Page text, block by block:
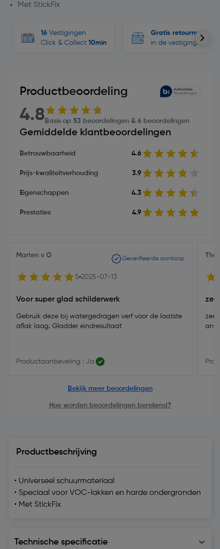
Met StickFix
16 Vestigingen
Click & Collect 10min
Gratis retourneren
in de vestigingen
Productbeoordeling
4.8 Basis op 53 beoordelingen & 6 beoordelingen
Gemiddelde klantbeoordelingen
Betrouwbaarheid 4.6
Prijs-kwaliteitverhouding 3.9
Eigenschappen 4.3
Prestaties 4.9
Marten v O Geverifieerde aankoop
5 2025-07-13
Voor super glad schilderwerk
Gebruik deze bij watergedragen verf voor de laatste
aflak laag. Gladder eindresultaat
Productaanbeveling : Ja
Bekijk meer beoordelingen
Hoe worden beoordelingen berekend?
Productbeschrijving
• Universeel schuurmateriaal
• Speciaal voor VOC-lakken en harde ondergronden
• Met StickFix
Technische specificatie